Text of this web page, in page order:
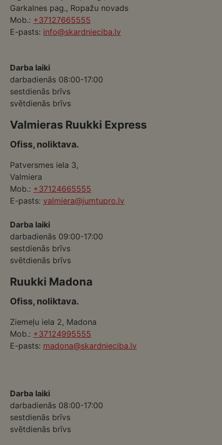
Garkalnes pag., Ropažu novads
Mob.: +37127665555
E-pasts: info@skardnieciba.lv
Darba laiki
darbadienās 08:00-17:00
sestdienās brīvs
svētdienās brīvs
Valmieras Ruukki Express
Ofiss, noliktava.
Patversmes iela 3,
Valmiera
Mob.: +37124665555
E-pasts: valmiera@jumtupro.lv
Darba laiki
darbadienās 09:00-17:00
sestdienās brīvs
svētdienās brīvs
Ruukki Madona
Ofiss, noliktava.
Ziemeļu iela 2, Madona
Mob.: +37124995555
E-pasts: madona@skardnieciba.lv
Darba laiki
darbadienās 08:00-17:00
sestdienās brīvs
svētdienās brīvs